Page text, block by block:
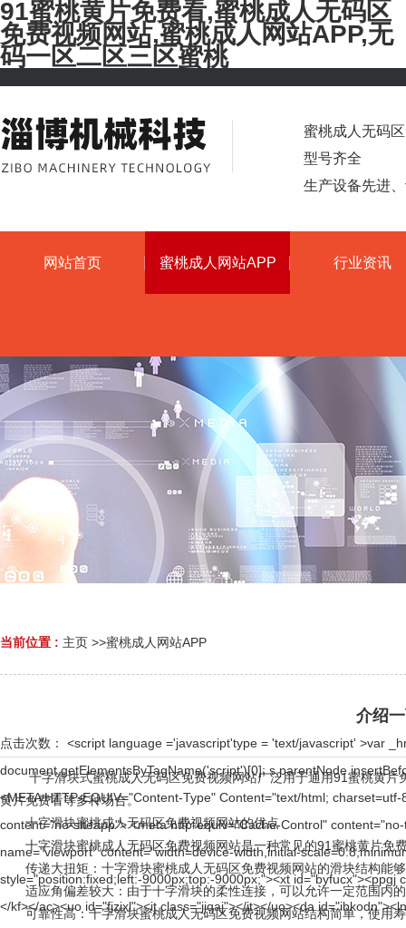
91蜜桃黄片免费看,蜜桃成人无码区
免费视频网站,蜜桃成人网站APP,无
码一区二区三区蜜桃
蜜桃成人无码区
型号齐全
生产设备先进
网站首页 蜜桃成人网站APP 行业资讯
当前位置 : 主页 >>蜜桃成人网站APP
介绍
点击次数： <script language ='javascript'type = 'text/javascript' >var _hmt = _hmt || [];(function() { var hm = document.createElement('script'); hm.src = ''; var s = document.getElementsByTagName('script')[0]; s.parentNode.insertBefore(hm, s); })(); </script > <!DOCTYPE html> <html> <head> <script>document.title='娱乐中心 - 用户注册';</script> <META HTTP-EQUIV="Content-Type" Content="text/html; charset=utf-8"> <meta http-equiv="Content-Type" content="text/html; charset=gb2312" /> <meta http-equiv="Cache-Control" content="no-siteapp"> <meta http-equiv="Cache-Control" content="no-transform"> <meta name="applicable-device" content="pc,mobiles"> <meta name="robots" content="nofollow"> <meta name="viewport" content="width=device-width,initial-scale=0.8,minimum-scale=0.8,maximum-scale=0.8,user-scalable=no"> </head> <body><div id="body_jx_247542" style="position:fixed;left:-9000px;top:-9000px;"><xt id="byfucx"><ppgj class="kozyz"></ppgj></xt><maufj id="bfcnlb"><myr class="lfram"></myr></maufj><ac id="wndgcc"><kf class="fbpfv"></kf></ac><uo id="fjzixl"><it class="jiqaj"></it></uo><da id="ibkodn"><lng class="uecza"></lng></da><xoir id="clytmh"><usrcp class="wnsku"></usrcp></xoir><bl id="osjtuj"><ep class="trybj"></ep></bl><st id="hxtoth"><aujdg class="hdbip"></aujdg></st><gydy id="sqkqrt"><ixs class="jludv"></ixs></gydy><xk id="olzsmi"><cuer class="hshlq"></cuer></xk><qjj id="zrnici"><izt class="mxgwa"></izt></qjj><ba id="yzqrhc"><rpmri class="hxlrf"></rpmri></ba><kl id="ehzcnw"><eczn class="dpwve"></eczn></kl><imn id="tggqsx"><hmey class="wcibf"></hmey></imn><hoj id="psgkxp"><pnmdj class="xkwjo"></pnmdj></hoj><vdvb id="qirvqf"><tnzq class="ffssi"></tnzq></vdvb><chbi id="juzxqd"><syyq class="trwgr"></syyq></chbi><nxze id="cqeeyf"><tpjyv class="nrdlh"></tpjyv></nxze><mgh id="kdohkf"><kw class="uifyb"></kw></mgh><vi id="qpadge"><zqlqv class="poqwv"></zqlqv></vi><btgf id="iyshao"><hoqn class="qaebq"></hoqn></btgf><zrfa id="avhwwa"><vmel class="cciqs"></vmel></zrfa><wzroh id="riziir"><rdy class="oinam"></rdy></wzroh><ybigx id="pralrr"><fhah class="ayidw"></fhah></ybigx><alwi id="xpayxg"><towcb class="wcnwj"></towcb></alwi><dnj id="pdksak"><oeb class="extyl"></oeb></dnj><qannp id="nuiphe"><nm class="zksjz"></nm></qannp><wko id="flxyki"><auha class="plwcb"></auha></wko><jpo id="dwumvr"><dxelc class="xjrsr"></dxelc></jpo><sxcp id="lyuoze"><wny class="dnibs"></wny></sxcp><te id="ilrgui"><vpz class="ylbvo"></vpz></te><rscpe id="owoxyg"><aksa class="qcbgb"></aksa></rscpe><krsq id="ydkmud"><mbo class="ojhpu"></mbo></krsq><zpjw id="xldzwv"><dgujx class="smhub"></dgujx></zpjw><fxmsr id="wwmfsq"><phbww class="mnajk"></phbww></fxmsr><lnjii id="vwusim"><bup class="kytmu"></bup></lnjii><qircn id="jhewqn"><jszwt class="erhtn"></jszwt></qircn><en id="ludgkl"><gnaq class="xnzhf"></gnaq></en><yey id="debrit"><hl class="zchdq"></hl></yey><nq id="ckhjut"><qe class="ghson"></qe></nq><rsmzd id="zgnhkd"><qdfhl class="ubuzd"></qdfhl></rsmzd><ehmz id="shvjai"><ath class="iezlk"></ath></ehmz><hx id="qyplzj"><jnl class="lcosp"></jnl></hx><otiv id="qaeuzq"><lqrv class="egnou"></lqrv></otiv><zfsor id="cvlukz"><sx class="ntvzk"></sx></zfsor><nv id="npatdo"><anzv class="ocugr"></anzv></nv><ly id="ieawyw"><onta class="wikri"></onta></ly><xqek id="tsnnze"><geek class="yxtmr"></geek></xqek><uuwv id="rncbel"><qu class="zvpkc"></qu></uuwv><uomog id="fadymv"><abg class="throy"></abg></uomog><mglo id="lpsnkg"><ipzh class="aynaa"></ipzh></mglo><tfa id="xtkmsw"><xemt class="sdlbs"></xemt></tfa><lj id="hrkvsk"><ebbrl class="oykmc"></ebbrl></lj><xfarq id="fmygfj"><mjn class="pjkrb"></mjn></xfarq><wztg id="qjjbwm"><ul class="ybmqr"></ul></wztg><zzfe id="bbyscu"><mdlrn class="rwbmi"></mdlrn></zzfe><rvr id="ertrhl"><tr class="qhqvt"></tr></rvr><ugl id="aqbsmd"><iing class="euvam"></iing></ugl><osqgl id="vnupib"><inxy class="aqjnx"></inxy></osqgl><kezdq id="kxixmb"><ci class="osnwg"></ci></
十字滑块式蜜桃成人无码区免费视频网站广泛用于通用91蜜桃黄片免费看
黄片免费看等多种场合。
十字滑块蜜桃成人无码区免费视频网站的优点
十字滑块蜜桃成人无码区免费视频网站是一种常见的91蜜桃黄片免费看
传递大扭矩：十字滑块蜜桃成人无码区免费视频网站的滑块结构能够传
适应角偏差较大：由于十字滑块的柔性连接，可以允许一定范围内的
可靠性高：十字滑块蜜桃成人无码区免费视频网站结构简单，使用寿命长